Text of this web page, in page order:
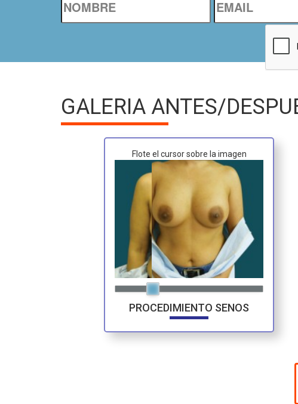
GALERIA ANTES/
Flote el cursor sobre la imagen
PROCEDIMIENTO SENOS